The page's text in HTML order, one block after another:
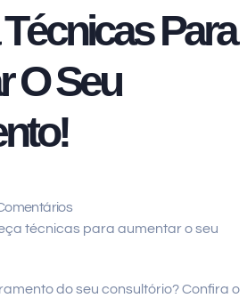
Para
O Seu
técnicas para aumentar o seu
do seu consultório? Confira o